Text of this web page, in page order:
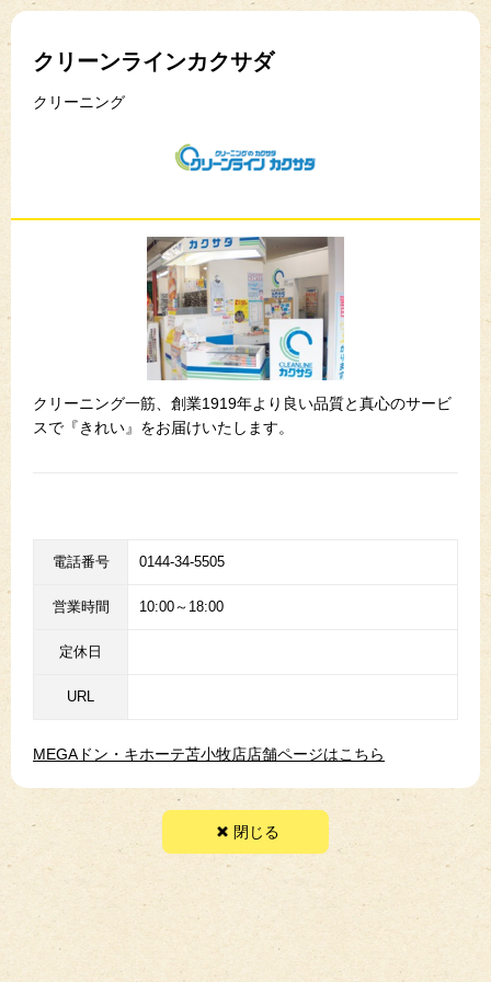
クリーンラインカクサダ
クリーニング
クリーニング一筋、創業1919年より良い品質と真心のサービ
スで『きれい』をお届けいたします。
電話番号 0144-34-5505
営業時間 10:00～18:00
定休日
URL
MEGAドン・キホーテ苫小牧店店舗ページはこちら
閉じる